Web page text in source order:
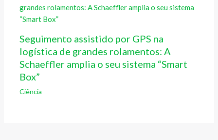
Seguimento assistido por GPS na
logística de grandes rolamentos: A
Schaeffler amplia o seu sistema “Smart
Box”
Ciência